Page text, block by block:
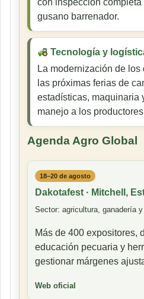
con inspección
gusano barrenador.
Tecnología y
La modernización de
las próximas ferias de
estadísticas, maquinaria
manejo a los
Agenda Agro Global
18–20 de agosto
Dakotafest · Mitchell,
Sector: agricultura, ganadería y
Más de 400 expositores,
educación pecuaria y
gestionar márgenes
Web oficial